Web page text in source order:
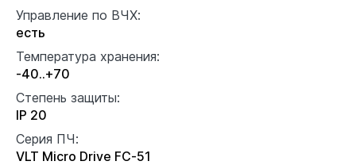
Управление по ВЧХ:
есть
Температура хранения:
-40..+70
Степень защиты:
IP 20
Серия ПЧ:
VLT Micro Drive FC-51